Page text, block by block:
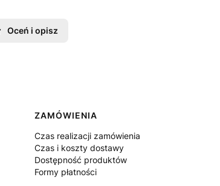
Oceń i opisz
ZAMÓWIENIA
Czas realizacji zamówienia
Czas i koszty dostawy
Dostępność produktów
Formy płatności